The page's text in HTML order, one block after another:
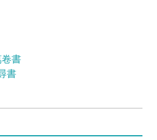
卷書
書